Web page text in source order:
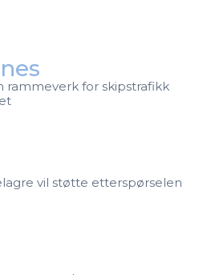
rammeverk for skipstrafikk
vil støtte etterspørselen